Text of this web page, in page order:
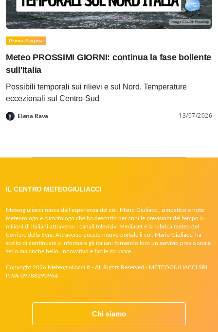
Prima Pagina
Meteo PROSSIMI GIORNI: continua la fase bollente
sull'Italia
Possibili temporali sui rilievi e sul Nord. Temperature
eccezionali sul Centro-Sud
Elena Rava 13/07/2026
IL CENTRO METEOGIULIACCI
Meteogiuliacci nasce dall’esperienza del col. Mario Giuliacci, simpatico e noto
meteorologo e climatologo che ha descritto per anni le previsioni del tempo a
milioni di italiani attraverso i canali televisivi Mediaset e la rubrica meteo del
Corriere della Sera. Attraverso questo nuovo portale il col. Mario Giuliacci ha
scelto di continuare a informare gli italiani fornendo loro un servizio previsionale
serio ma anche bello, innovativo e facile da usare.
Copyright 2026 Meteogiuliacci.it - All Rights Reserved - METEOGIULIACCI SRL
P.IVA 09788290964
Chi siamo